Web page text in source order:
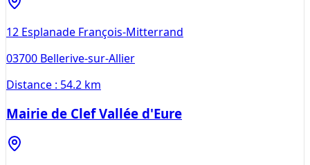
12 Esplanade François-Mitterrand
03700 Bellerive-sur-Allier
Distance : 54.2 km
Mairie de Clef Vallée d'Eure